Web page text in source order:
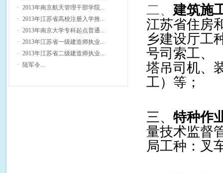
· 2013年南京航天管理干部学院...
· 2013年江苏省高校注册入学推...
· 2013年南京大学专科起点普通...
· 2013年江苏省一级建造师执业...
· 2013年江苏省二级建造师执业...
·
陆军令...
二、 建筑施
江苏省住房
乡建设厅工
号司索工、
塔吊司机、
工）等；
三、 特种作
量技术监督
局工种：叉